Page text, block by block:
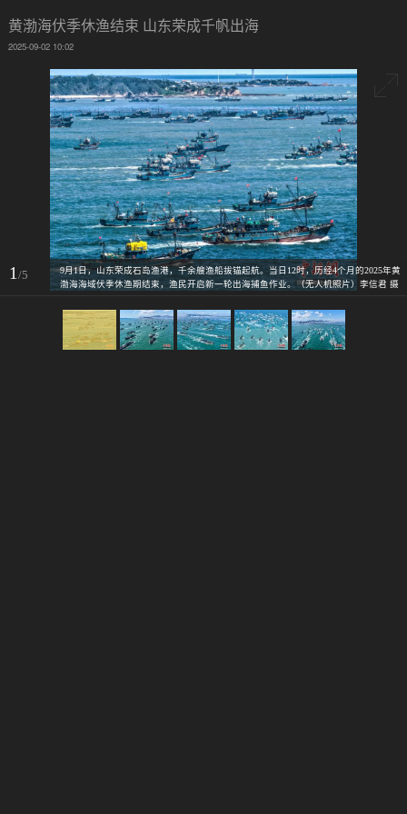
黄渤海伏季休渔结束 山东荣成千帆出海
2025-09-02 10:02
1/5
9月1日，山东荣成石岛渔港，千余艘渔船拔锚起航。当日12时，历经4个月的2025年黄
渤海海域伏季休渔期结束，渔民开启新一轮出海捕鱼作业。（无人机照片）李信君 摄